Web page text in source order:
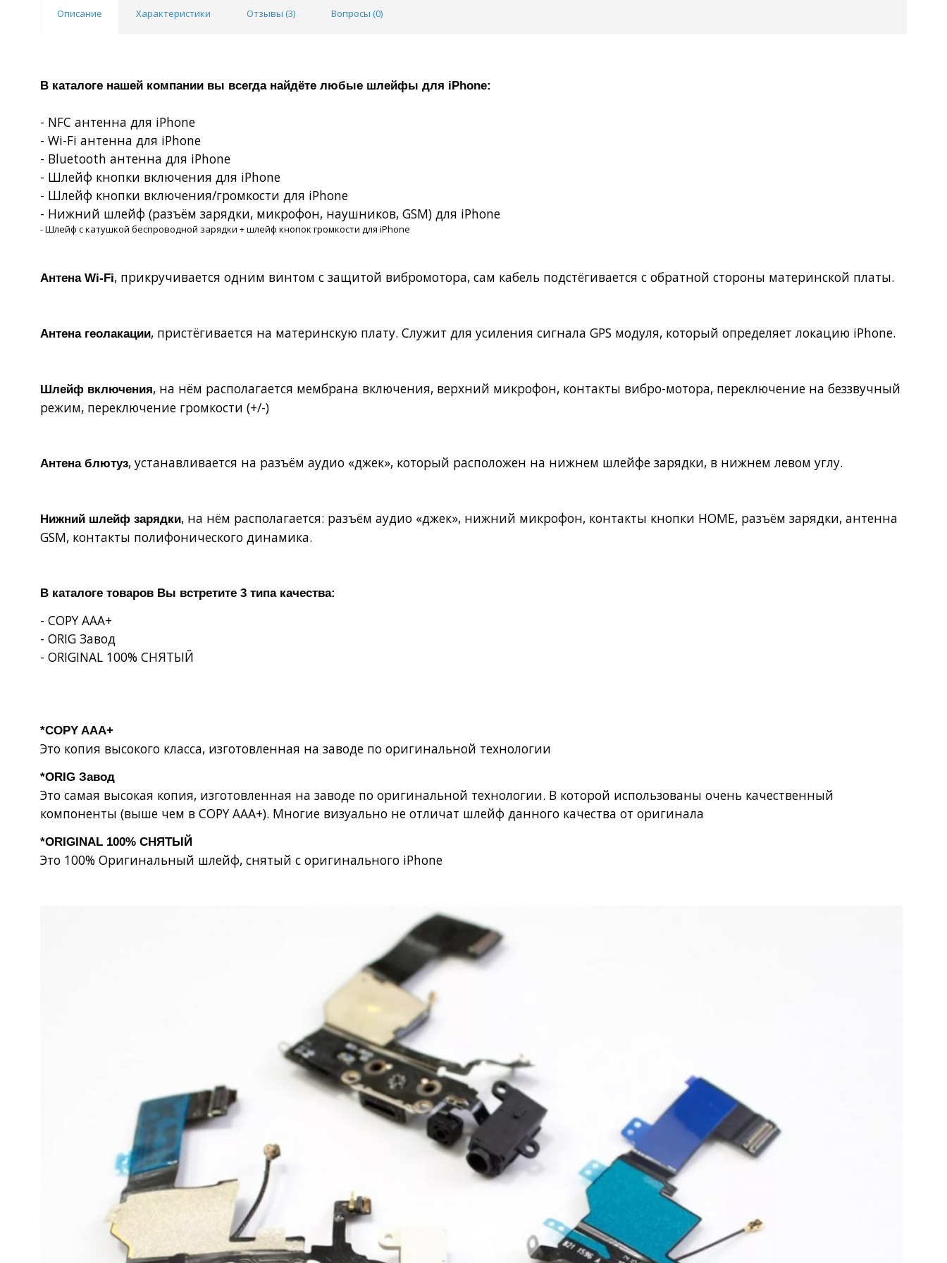
Описание Характеристики Отзывы (3) Вопросы (0)
В каталоге нашей компании вы всегда найдёте любые шлейфы для iPhone:
- NFC антенна для iPhone
- Wi-Fi антенна для iPhone
- Bluetooth антенна для iPhone
- Шлейф кнопки включения для iPhone
- Шлейф кнопки включения/громкости для iPhone
- Нижний шлейф (разъём зарядки, микрофон, наушников, GSM) для iPhone
- Шлейф с катушкой беспроводной зарядки + шлейф кнопок громкости для iPhone
Антена Wi-Fi, прикручивается одним винтом с защитой вибромотора, сам кабель подстёгивается с обратной стороны материнской платы.
Антена геолакации, пристёгивается на материнскую плату. Служит для усиления сигнала GPS модуля, который определяет локацию iPhone.
Шлейф включения, на нём располагается мембрана включения, верхний микрофон, контакты вибро-мотора, переключение на беззвучный
режим, переключение громкости (+/-)
Антена блютуз, устанавливается на разъём аудио «джек», который расположен на нижнем шлейфе зарядки, в нижнем левом углу.
Нижний шлейф зарядки, на нём располагается: разъём аудио «джек», нижний микрофон, контакты кнопки HOME, разъём зарядки, антенна
GSM, контакты полифонического динамика.
В каталоге товаров Вы встретите 3 типа качества:
- COPY AAA+
- ORIG Завод
- ORIGINAL 100% СНЯТЫЙ
*COPY AAA+
Это копия высокого класса, изготовленная на заводе по оригинальной технологии
*ORIG Завод
Это самая высокая копия, изготовленная на заводе по оригинальной технологии. В которой использованы очень качественный
компоненты (выше чем в COPY AAA+). Многие визуально не отличат шлейф данного качества от оригинала
*ORIGINAL 100% СНЯТЫЙ
Это 100% Оригинальный шлейф, снятый с оригинального iPhone